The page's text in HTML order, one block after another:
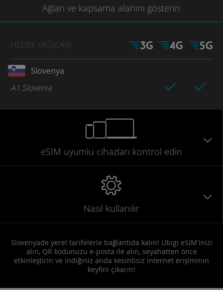
Ağları ve kapsama alanını gösterin
HEDEF /AĞ(LAR)
Slovenya
A1 Slovenia
eSIM uyumlu cihazları kontrol edin
Nasıl kullanılır
Slovenyade yerel tarifelerle bağlantıda kalın! Ubigi eSIM'inizi
alın, QR kodunuzu e-posta ile alın, seyahatten önce
etkinleştirin ve indiğiniz anda kesintisiz internet erişiminin
keyfini çıkarın!